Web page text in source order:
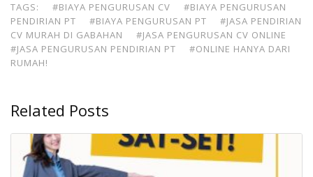
TAGS: #BIAYA PENGURUSAN CV
#BIAYA PENGURUSAN
PENDIRIAN PT
#BIAYA PENGURUSAN PT
#JASA PENDIRIAN
CV MURAH DI GABAHAN
#JASA PENGURUSAN CV ONLINE
#JASA PENGURUSAN PENDIRIAN PT
#ONLINE HANYA DARI
RUMAH!
Related Posts